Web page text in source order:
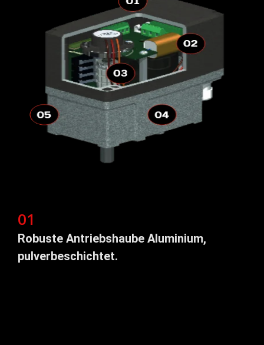
01
Robuste Antriebshaube Aluminium,
pulverbeschichtet.